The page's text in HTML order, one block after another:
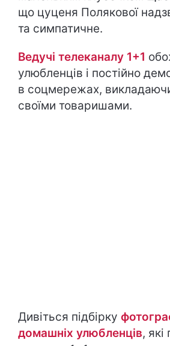
що цуценя Полякової
та симпатичне.
Ведучі телеканалу 1+1
улюбленців і постійно
в соцмережах,
своїми товаришами.
Дивіться підбірку
домашніх улюбленців,